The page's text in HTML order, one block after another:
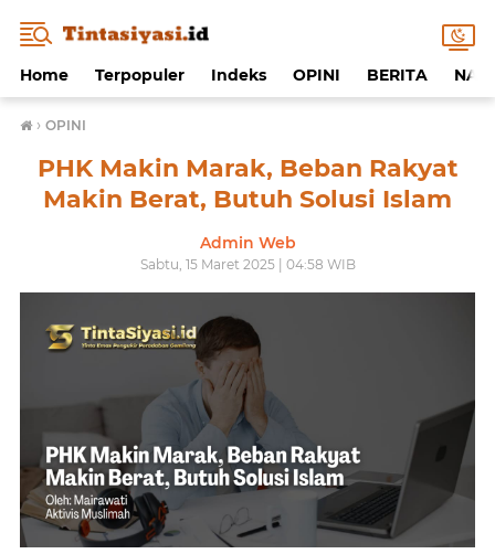
Home Terpopuler Indeks OPINI BERITA
› OPINI
PHK Makin Marak, Beban Rakyat
Makin Berat, Butuh Solusi Islam
Admin Web
Sabtu, 15 Maret 2025 | 04:58 WIB